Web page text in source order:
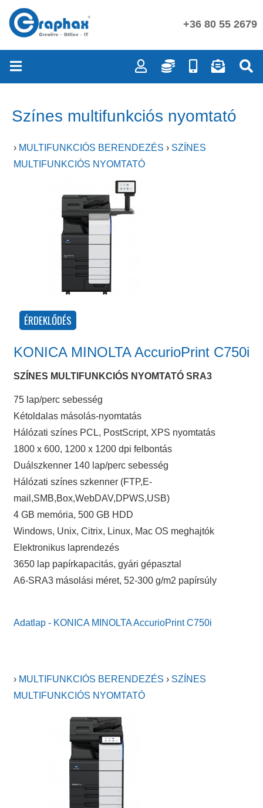
+36 80 55 2679
Színes multifunkciós nyomtató
› MULTIFUNKCIÓS BERENDEZÉS › SZÍNES
MULTIFUNKCIÓS NYOMTATÓ
KONICA MINOLTA AccurioPrint C750i
SZÍNES MULTIFUNKCIÓS NYOMTATÓ SRA3
75 lap/perc sebesség
Kétoldalas másolás-nyomtatás
Hálózati színes PCL, PostScript, XPS nyomtatás
1800 x 600, 1200 x 1200 dpi felbontás
Duálszkenner 140 lap/perc sebesség
Hálózati színes szkenner (FTP,E-
mail,SMB,Box,WebDAV,DPWS,USB)
4 GB memória, 500 GB HDD
Windows, Unix, Citrix, Linux, Mac OS meghajtók
Elektronikus laprendezés
3650 lap papírkapacitás, gyári gépasztal
A6-SRA3 másolási méret, 52-300 g/m2 papírsúly
Adatlap - KONICA MINOLTA AccurioPrint C750i
› MULTIFUNKCIÓS BERENDEZÉS › SZÍNES
MULTIFUNKCIÓS NYOMTATÓ